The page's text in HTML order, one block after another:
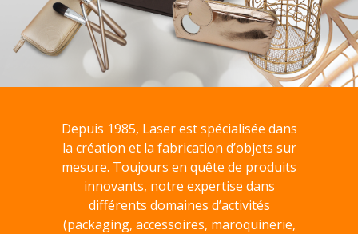
Depuis 1985, Laser est spécialisée dans
la création et la fabrication d’objets sur
mesure. Toujours en quête de produits
innovants, notre expertise dans
différents domaines d’activités
(packaging, accessoires, maroquinerie,